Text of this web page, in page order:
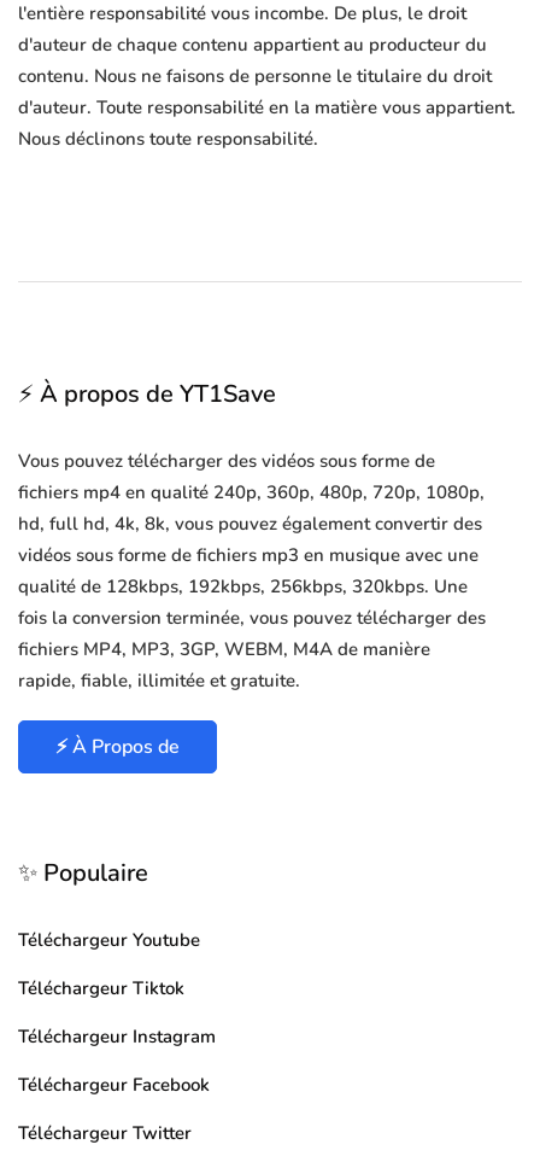
l'entière responsabilité vous incombe. De plus, le droit
d'auteur de chaque contenu appartient au producteur du
contenu. Nous ne faisons de personne le titulaire du droit
d'auteur. Toute responsabilité en la matière vous appartient.
Nous déclinons toute responsabilité.
⚡ À propos de YT1Save
Vous pouvez télécharger des vidéos sous forme de
fichiers mp4 en qualité 240p, 360p, 480p, 720p, 1080p,
hd, full hd, 4k, 8k, vous pouvez également convertir des
vidéos sous forme de fichiers mp3 en musique avec une
qualité de 128kbps, 192kbps, 256kbps, 320kbps. Une
fois la conversion terminée, vous pouvez télécharger des
fichiers MP4, MP3, 3GP, WEBM, M4A de manière
rapide, fiable, illimitée et gratuite.
⚡ À Propos de
✨ Populaire
Téléchargeur Youtube
Téléchargeur Tiktok
Téléchargeur Instagram
Téléchargeur Facebook
Téléchargeur Twitter